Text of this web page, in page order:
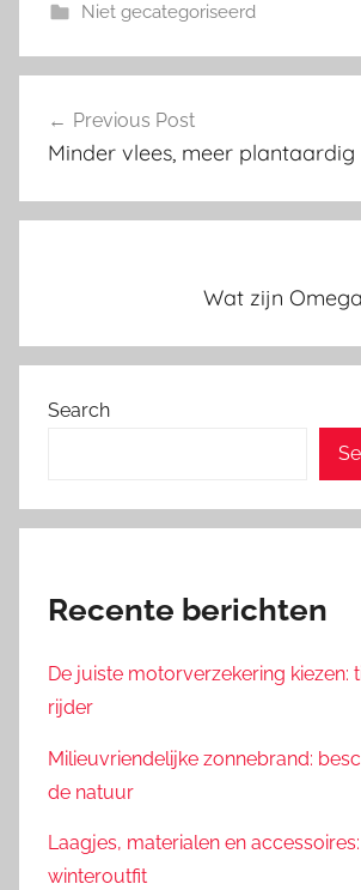
Niet gecategoriseerd
navigation
Previous Post
Minder vlees, meer plantaardig
Wat zijn
Search
Recente berichten
De juiste motorverzekering kiezen:
rijder
Milieuvriendelijke zonnebrand:
de natuur
Laagjes, materialen en
winteroutfit